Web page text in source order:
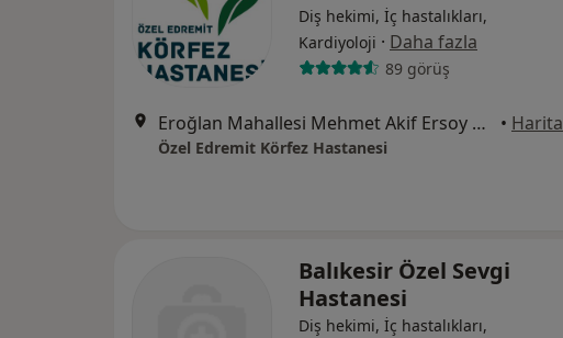
Diş hekimi, İç hastalıkları,
Kardiyoloji · Daha fazla
89 görüş
Eroğlan Mahallesi Mehmet Akif Ersoy Caddesi No:1, Edremit • Harita
Özel Edremit Körfez Hastanesi
Balıkesir Özel Sevgi
Hastanesi
Diş hekimi, İç hastalıkları,